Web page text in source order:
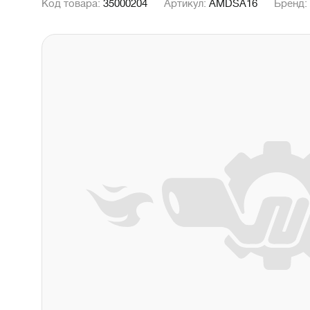
Код товара: 35000204 Артикул: AMDSA16 Бренд: